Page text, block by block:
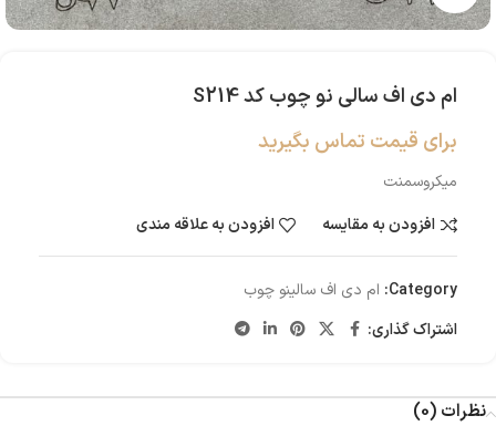
ام دی اف سالی نو چوب کد S214
برای قیمت تماس بگیرید
میکروسمنت
افزودن به مقایسه
افزودن به علاقه مندی
Category: ام دی اف سالینو چوب
اشتراک گذاری:
نظرات (0)